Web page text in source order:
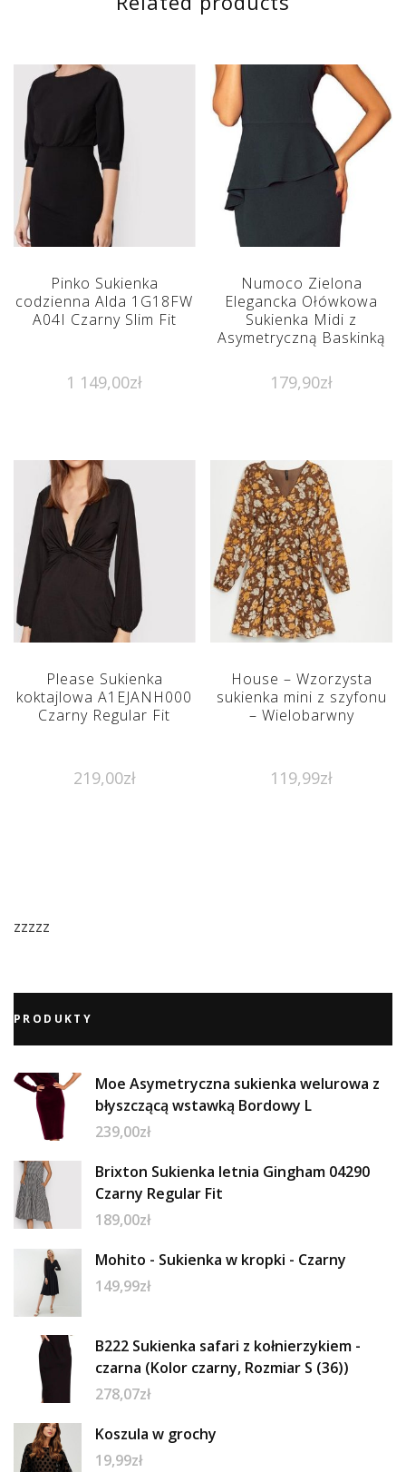
Pinko Sukienka
codzienna Alda 1G18FW
A04I Czarny Slim Fit
1 149,00zł
Numoco Zielona
Elegancka Ołówkowa
Sukienka Midi z
Asymetryczną Baskinką
179,90zł
Please Sukienka
koktajlowa A1EJANH000
Czarny Regular Fit
219,00zł
House – Wzorzysta
sukienka mini z szyfonu
– Wielobarwny
119,99zł
zzzzz
PRODUKTY
Moe Asymetryczna sukienka welurowa z
błyszczącą wstawką Bordowy L
239,00zł
Brixton Sukienka letnia Gingham 04290
Czarny Regular Fit
189,00zł
Mohito - Sukienka w kropki - Czarny
149,99zł
B222 Sukienka safari z kołnierzykiem -
czarna (Kolor czarny, Rozmiar S (36))
278,07zł
Koszula w grochy
19,99zł